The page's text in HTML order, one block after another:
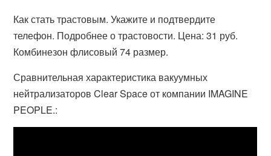
Как стать трастовым. Укажите и подтвердите
телефон. Подробнее о трастовости. Цена: 31 руб.
Комбинезон флисовый 74 размер.
Сравнительная характеристика вакуумных
нейтрализаторов Clear Spaсe от компании IMAGINE
PEOPLE.: